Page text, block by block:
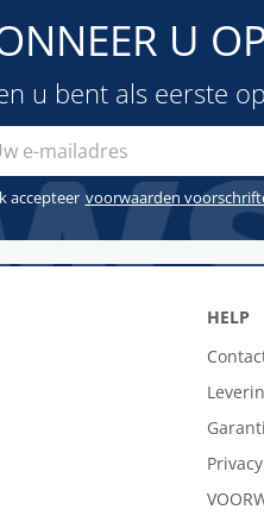
U
u bent als eerste
accepteer voorwaarden
HELP